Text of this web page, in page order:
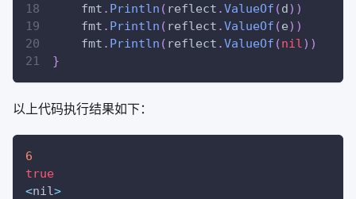
    fmt
. Println ( reflect .ValueOf (d) )
    fmt
. Println ( reflect .ValueOf (e) )
    fmt
. Println ( reflect .ValueOf (nil) )
}
以上代码执行结果如下：
6
true
<nil>